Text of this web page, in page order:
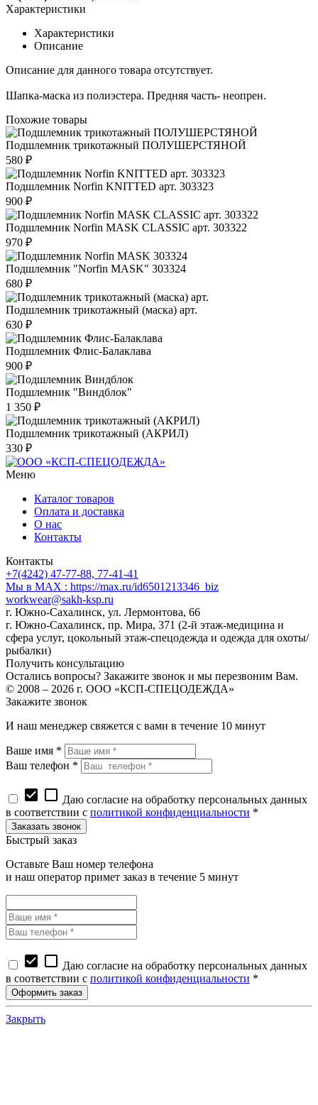
Характеристики
Характеристики
Описание
Описание для данного товара отсутствует.
Шапка-маска из полиэстера. Предняя часть- неопрен.
Похожие товары
Подшлемник трикотажный ПОЛУШЕРСТЯНОЙ
580 ₽
Подшлемник Norfin KNITTED арт. 303323
900 ₽
Подшлемник Norfin MASK CLASSIC арт. 303322
970 ₽
Подшлемник "Norfin MASK" 303324
680 ₽
Подшлемник трикотажный (маска) арт.
630 ₽
Подшлемник Флис-Балаклава
900 ₽
Подшлемник "Виндблок"
1 350 ₽
Подшлемник трикотажный (АКРИЛ)
330 ₽
Меню
Каталог товаров
Оплата и доставка
О нас
Контакты
Контакты
+7(4242) 47-77-88, 77-41-41
Мы в MAX : https://max.ru/id6501213346_biz
workwear@sakh-ksp.ru
г. Южно-Сахалинск, ул. Лермонтова, 66
г. Южно-Сахалинск, пр. Мира, 371 (2-й этаж-медицина и
сфера услуг, цокольный этаж-спецодежда и одежда для охоты/
рыбалки)
Получить консультацию
Остались вопросы? Закажите звонок и мы перезвоним Вам.
© 2008 – 2026 г. ООО «КСП-СПЕЦОДЕЖДА»
Закажите звонок
И наш менеджер свяжется с вами в течение 10 минут
Ваше имя *
Ваш телефон *
check_box check_box_outline_blank Даю согласие на обработку персональных данных
в соответствии с политикой конфиденциальности *
Быстрый заказ
Оставьте Ваш номер телефона
и наш оператор примет заказ в течение 5 минут
check_box check_box_outline_blank Даю согласие на обработку персональных данных
в соответствии с политикой конфиденциальности *
Закрыть